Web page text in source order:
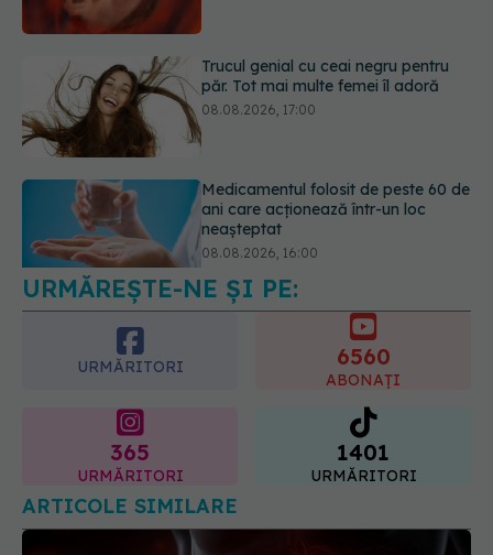
Medicamentul folosit de peste 60 de
ani care acționează într-un loc
neașteptat
Transpirații nocturne: semnul ignorat
care poate ascunde probleme
serioase de sănătate
08.08.2026, 20:00
URMĂREȘTE-NE ȘI PE:
URMĂRITORI 6560
ABONAȚI
365
URMĂRITORI
1401
URMĂRITORI
ARTICOLE SIMILARE